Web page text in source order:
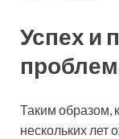
Успех и
Таким образом,
нескольких лет